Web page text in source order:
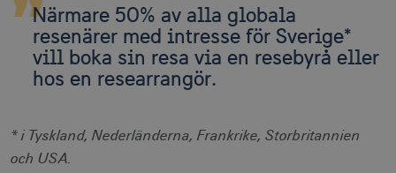
Närmare 50% av alla globala
resenärer med intresse för Sverige*
vill boka sin resa via en resebyrå eller
hos en researrangör.
* i Tyskland, Nederländerna, Frankrike, Storbritannien
och USA.